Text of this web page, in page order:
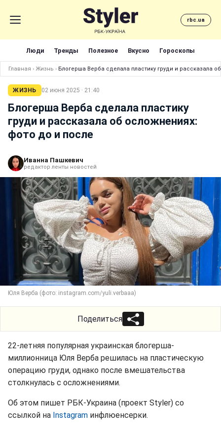
rbc.ua
Люди Тренды Полезное Вкусно Гороскопы
Главная › Жизнь › Блогерша Верба сделала пластику груди и рассказала
ЖИЗНЬ 02 июня 2025 · 21:40
Блогерша Верба сделала пластику
груди и рассказала об осложнениях:
фото до и после
Иванна Пашкевич
редактор ленты новостей
Юля Верба (фото: instagram.com/yuli.verbaaa)
Поделиться
22-летняя популярная украинская блогерша-
миллионница Юля Верба решилась на пластическую
операцию груди, однако после вмешательства
столкнулась с осложнениями.
Об этом пишет РБК-Украина (проект Styler) со
ссылкой на Instagram инфлюенсерки.